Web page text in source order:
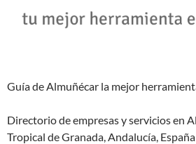
Guía de Almuñécar la mejor
Directorio de empresas y servicios en
Tropical de Granada, Andalucía, España